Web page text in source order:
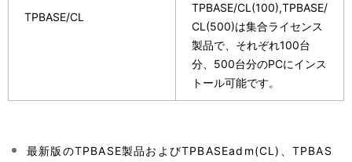
TPBASE/CL
TPBASE/CL(100),TPBASE/
CL(500)は集合ライセンス
製品で、それぞれ100台
分、500台分のPCにインス
トール可能です。
最新版のTPBASE製品およびTPBASEadm(CL)、TPBAS